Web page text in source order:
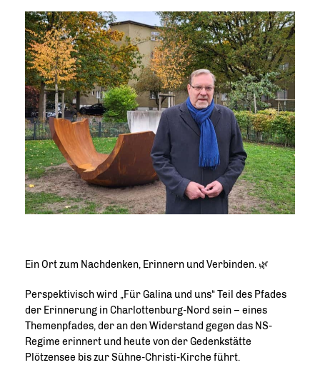
Ein Ort zum Nachdenken, Erinnern und Verbinden. 🌿
Perspektivisch wird „Für Galina und uns“ Teil des Pfades
der Erinnerung in Charlottenburg-Nord sein – eines
Themenpfades, der an den Widerstand gegen das NS-
Regime erinnert und heute von der Gedenkstätte
Plötzensee bis zur Sühne-Christi-Kirche führt.